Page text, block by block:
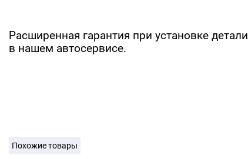
Расширенная гарантия при установке детали
в нашем автосервисе.
Похожие товары